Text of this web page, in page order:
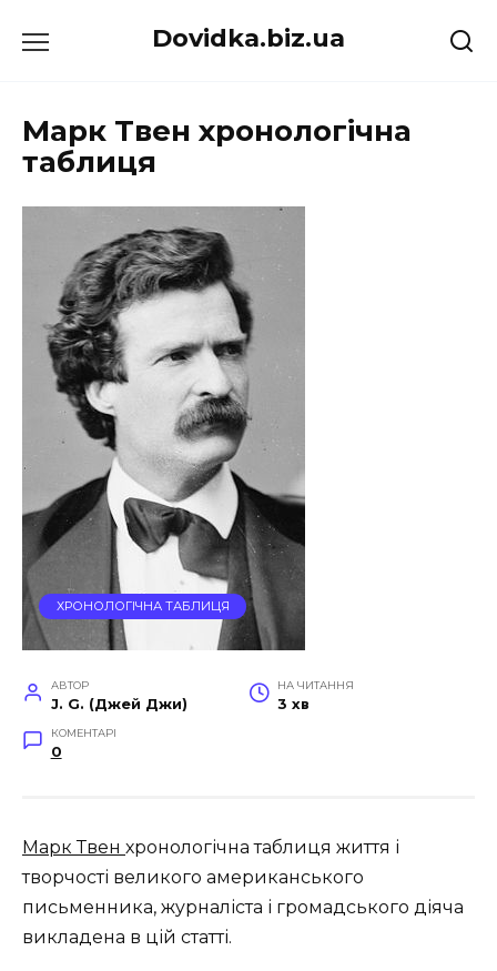
до
Dovidka.biz.ua
Марк Твен хронологічна
таблиця
ХРОНОЛОГІЧНА ТАБЛИЦЯ
АВТОР
J. G. (Джей Джи)
НА ЧИТАННЯ
3 хв
КОМЕНТАРІ
0
Марк Твен хронологічна таблиця життя і
творчості великого американського
письменника, журналіста і громадського діяча
викладена в цій статті.